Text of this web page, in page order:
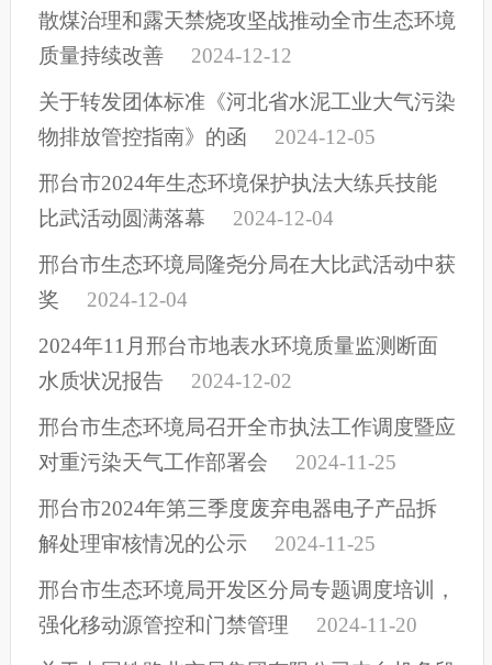
散煤治理和露天禁烧攻坚战推动全市生态环境
质量持续改善
2024-12-12
关于转发团体标准《河北省水泥工业大气污染
物排放管控指南》的函
2024-12-05
邢台市2024年生态环境保护执法大练兵技能
比武活动圆满落幕
2024-12-04
邢台市生态环境局隆尧分局在大比武活动中获
奖
2024-12-04
2024年11月邢台市地表水环境质量监测断面
水质状况报告
2024-12-02
邢台市生态环境局召开全市执法工作调度暨应
对重污染天气工作部署会
2024-11-25
邢台市2024年第三季度废弃电器电子产品拆
解处理审核情况的公示
2024-11-25
邢台市生态环境局开发区分局专题调度培训，
强化移动源管控和门禁管理
2024-11-20